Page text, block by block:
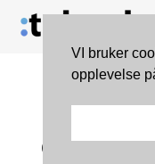
ReWalk
er ikke
VI bruker
opplevelse